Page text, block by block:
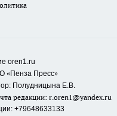
oren1.ru
«Пенза Пресс»
Полудницына Е.В.
редакции: r.oren1@yandex.ru
+79648633133